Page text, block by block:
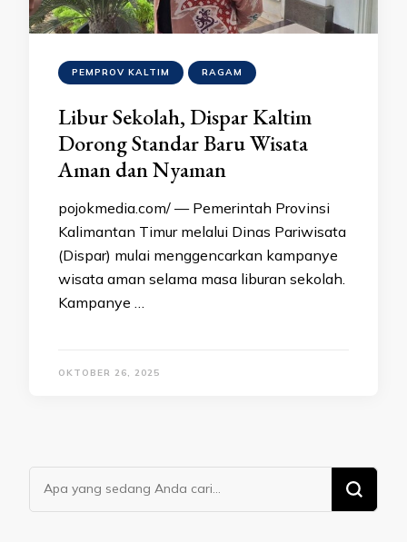
PEMPROV KALTIM RAGAM
Libur Sekolah, Dispar Kaltim
Dorong Standar Baru Wisata
Aman dan Nyaman
pojokmedia.com/ — Pemerintah Provinsi
Kalimantan Timur melalui Dinas Pariwisata
(Dispar) mulai menggencarkan kampanye
wisata aman selama masa liburan sekolah.
Kampanye …
OKTOBER 26, 2025
Mencari
Sesuatu?